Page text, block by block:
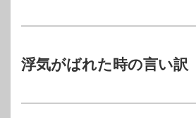
浮気がばれた時の言い訳